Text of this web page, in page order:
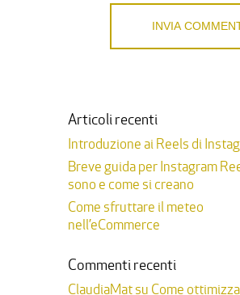
Articoli recenti
Introduzione ai Reels di
Breve guida per Instagram
sono e come si creano
Come sfruttare il meteo
nell’eCommerce
Commenti recenti
ClaudiaMatsu Come